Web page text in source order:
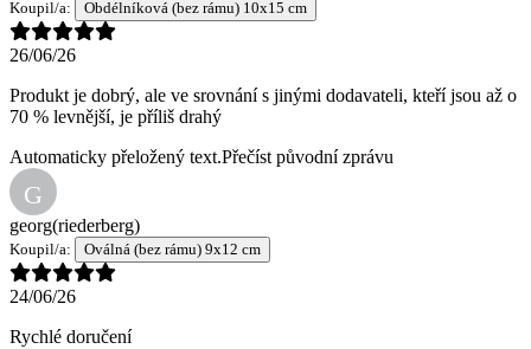
Koupil/a: Obdélníková (bez rámu) 10x15 cm
26/06/26
Produkt je dobrý, ale ve srovnání s jinými dodavateli, kteří jsou až o
70 % levnější, je příliš drahý
Automaticky přeložený text.Přečíst původní zprávu
G
georg(riederberg)
Koupil/a: Oválná (bez rámu) 9x12 cm
24/06/26
Rychlé doručení